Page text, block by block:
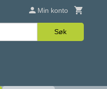
Min konto
Søk